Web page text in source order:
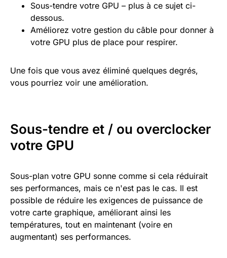
Sous-tendre votre GPU – plus à ce sujet ci-
dessous.
Améliorez votre gestion du câble pour donner à
votre GPU plus de place pour respirer.
Une fois que vous avez éliminé quelques degrés,
vous pourriez voir une amélioration.
Sous-tendre et / ou overclocker
votre GPU
Sous-plan votre GPU sonne comme si cela réduirait
ses performances, mais ce n'est pas le cas. Il est
possible de réduire les exigences de puissance de
votre carte graphique, améliorant ainsi les
températures, tout en maintenant (voire en
augmentant) ses performances.